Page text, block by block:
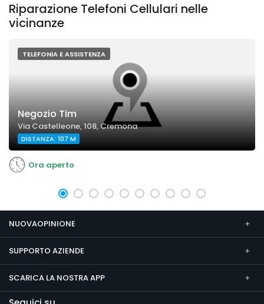
Riparazione Telefoni Cellulari nelle
vicinanze
TELEFONIA E ASSISTENZA
Negozio Tim
Via Castelleone, 108, Cremona
DISTANZA: 107 M
Ora aperto
NUOVAOPINIONE
SUPPORTO AZIENDE
SCARICA LA NOSTRA APP